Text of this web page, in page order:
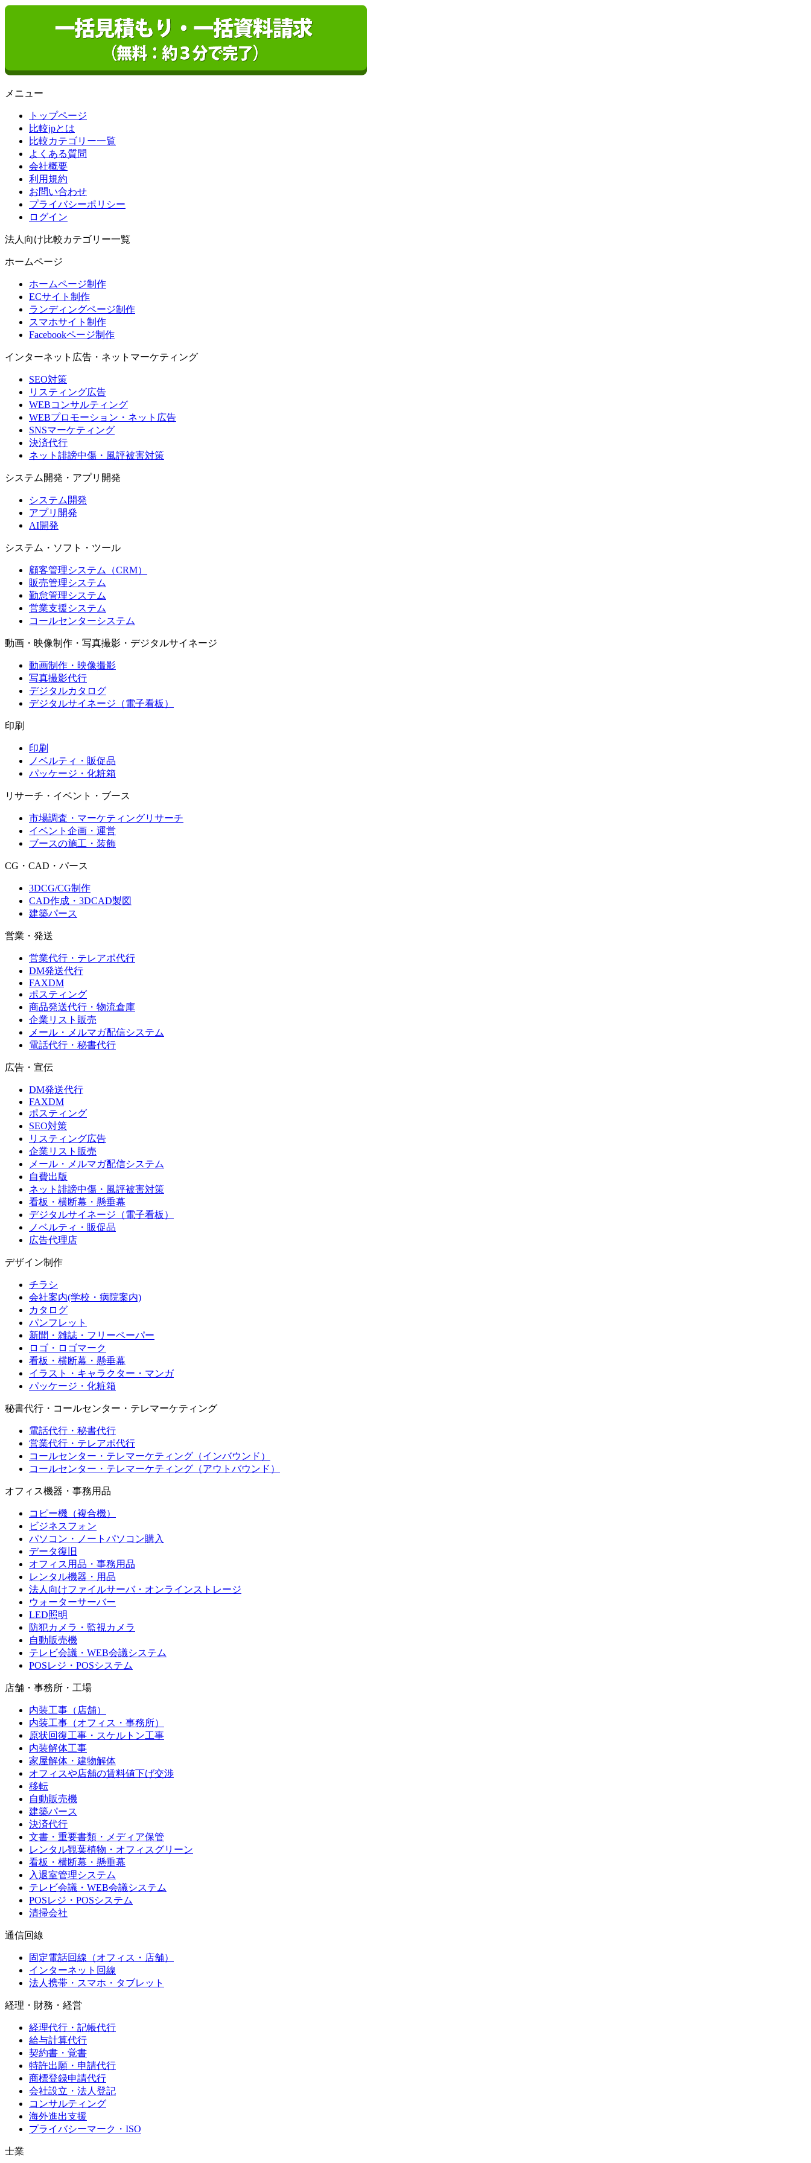
メニュー
トップページ
比較jpとは
比較カテゴリー一覧
よくある質問
会社概要
利用規約
お問い合わせ
プライバシーポリシー
ログイン
法人向け比較カテゴリー一覧
ホームページ
ホームページ制作
ECサイト制作
ランディングページ制作
スマホサイト制作
Facebookページ制作
インターネット広告・ネットマーケティング
SEO対策
リスティング広告
WEBコンサルティング
WEBプロモーション・ネット広告
SNSマーケティング
決済代行
ネット誹謗中傷・風評被害対策
システム開発・アプリ開発
システム開発
アプリ開発
AI開発
システム・ソフト・ツール
顧客管理システム（CRM）
販売管理システム
勤怠管理システム
営業支援システム
コールセンターシステム
動画・映像制作・写真撮影・デジタルサイネージ
動画制作・映像撮影
写真撮影代行
デジタルカタログ
デジタルサイネージ（電子看板）
印刷
印刷
ノベルティ・販促品
パッケージ・化粧箱
リサーチ・イベント・ブース
市場調査・マーケティングリサーチ
イベント企画・運営
ブースの施工・装飾
CG・CAD・パース
3DCG/CG制作
CAD作成・3DCAD製図
建築パース
営業・発送
営業代行・テレアポ代行
DM発送代行
FAXDM
ポスティング
商品発送代行・物流倉庫
企業リスト販売
メール・メルマガ配信システム
電話代行・秘書代行
広告・宣伝
DM発送代行
FAXDM
ポスティング
SEO対策
リスティング広告
企業リスト販売
メール・メルマガ配信システム
自費出版
ネット誹謗中傷・風評被害対策
看板・横断幕・懸垂幕
デジタルサイネージ（電子看板）
ノベルティ・販促品
広告代理店
デザイン制作
チラシ
会社案内(学校・病院案内)
カタログ
パンフレット
新聞・雑誌・フリーペーパー
ロゴ・ロゴマーク
看板・横断幕・懸垂幕
イラスト・キャラクター・マンガ
パッケージ・化粧箱
秘書代行・コールセンター・テレマーケティング
電話代行・秘書代行
営業代行・テレアポ代行
コールセンター・テレマーケティング（インバウンド）
コールセンター・テレマーケティング（アウトバウンド）
オフィス機器・事務用品
コピー機（複合機）
ビジネスフォン
パソコン・ノートパソコン購入
データ復旧
オフィス用品・事務用品
レンタル機器・用品
法人向けファイルサーバ・オンラインストレージ
ウォーターサーバー
LED照明
防犯カメラ・監視カメラ
自動販売機
テレビ会議・WEB会議システム
POSレジ・POSシステム
店舗・事務所・工場
内装工事（店舗）
内装工事（オフィス・事務所）
原状回復工事・スケルトン工事
内装解体工事
家屋解体・建物解体
オフィスや店舗の賃料値下げ交渉
移転
自動販売機
建築パース
決済代行
文書・重要書類・メディア保管
レンタル観葉植物・オフィスグリーン
看板・横断幕・懸垂幕
入退室管理システム
テレビ会議・WEB会議システム
POSレジ・POSシステム
清掃会社
通信回線
固定電話回線（オフィス・店舗）
インターネット回線
法人携帯・スマホ・タブレット
経理・財務・経営
経理代行・記帳代行
給与計算代行
契約書・覚書
特許出願・申請代行
商標登録申請代行
会社設立・法人登記
コンサルティング
海外進出支援
プライバシーマーク・ISO
士業